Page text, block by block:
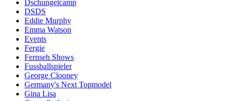
Dschungelcamp
DSDS
Eddie Murphy
Emma Watson
Events
Fergie
Fernseh Shows
Fussballspieler
George Clooney
Germany's Next Topmodel
Gina Lisa